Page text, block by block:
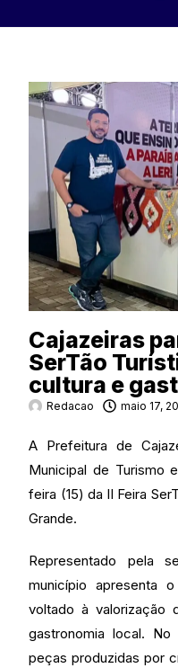
Cajazeiras
SerTão
cultura e
Redacao maio 17,
A Prefeitura de
Municipal de Turismo
feira (15) da II Feira
Grande.
Representado pela
município apresenta
voltado à valorização
gastronomia local. No
peças produzidas por